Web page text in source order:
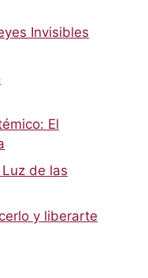
Invisibles
El
de las
y liberarte